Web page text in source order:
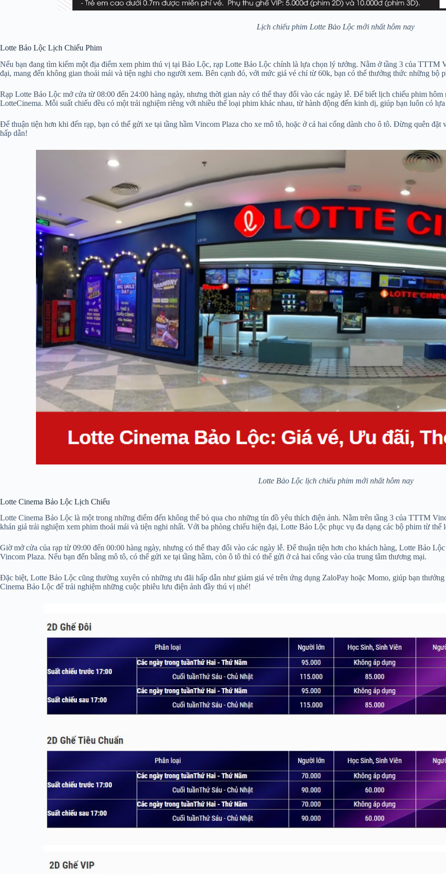
Lịch chiếu phim Lotte Bảo Lộc mới nhất hôm nay
Lotte Bảo Lộc Lịch Chiếu Phim
Nếu bạn đang tìm kiếm một địa điểm xem phim thú vị tại Bảo Lộc, rạp Lotte Bảo Lộc chính là lựa chọn lý tưởng. Nằm ở tầng 3 của TTTM
đại, mang đến không gian thoải mái và tiện nghi cho người xem. Bên cạnh đó, với mức giá vé chỉ từ 60k, bạn có thể thưởng thức những bộ
Rạp Lotte Bảo Lộc mở cửa từ 08:00 đến 24:00 hàng ngày, nhưng thời gian này có thể thay đổi vào các ngày lễ. Để biết lịch chiếu phim
LotteCinema. Mỗi suất chiếu đều có một trải nghiệm riêng với nhiều thể loại phim khác nhau, từ hành động đến kinh dị, giúp bạn luôn có
Để thuận tiện hơn khi đến rạp, bạn có thể gửi xe tại tầng hầm Vincom Plaza cho xe mô tô, hoặc ở cả hai cổng dành cho ô tô. Đừng quên
hấp dẫn!
Lotte Bảo Lộc lịch chiếu phim mới nhất hôm nay
Lotte Cinema Bảo Lộc Lịch Chiếu
Lotte Cinema Bảo Lộc là một trong những điểm đến không thể bỏ qua cho những tín đồ yêu thích điện ảnh. Nằm trên tầng 3 của TTTM
khán giả trải nghiệm xem phim thoải mái và tiện nghi nhất. Với ba phòng chiếu hiện đại, Lotte Bảo Lộc phục vụ đa dạng các bộ phim từ
Giờ mở cửa của rạp từ 09:00 đến 00:00 hàng ngày, nhưng có thể thay đổi vào các ngày lễ. Để thuận tiện hơn cho khách hàng, Lotte Bảo
Vincom Plaza. Nếu bạn đến bằng mô tô, có thể gửi xe tại tầng hầm, còn ô tô thì có thể gửi ở cả hai cổng vào của trung tâm thương mại.
Đặc biệt, Lotte Bảo Lộc cũng thường xuyên có những ưu đãi hấp dẫn như giảm giá vé trên ứng dụng ZaloPay hoặc Momo, giúp bạn
Cinema Bảo Lộc để trải nghiệm những cuộc phiêu lưu điện ảnh đầy thú vị nhé!